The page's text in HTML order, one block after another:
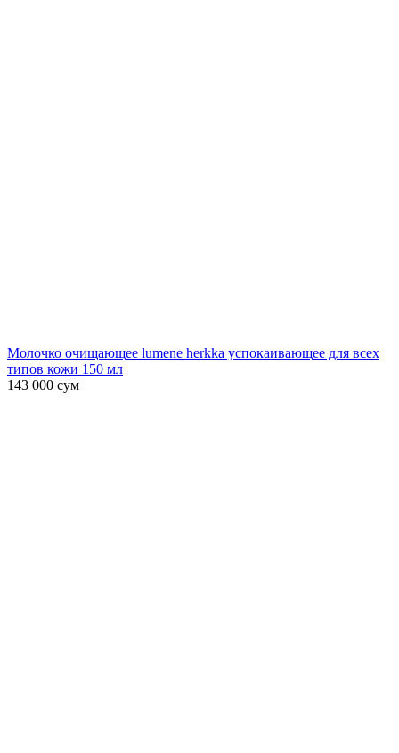
Молочко очищающее lumene herkka успокаивающее для всех
типов кожи 150 мл
143 000 сум